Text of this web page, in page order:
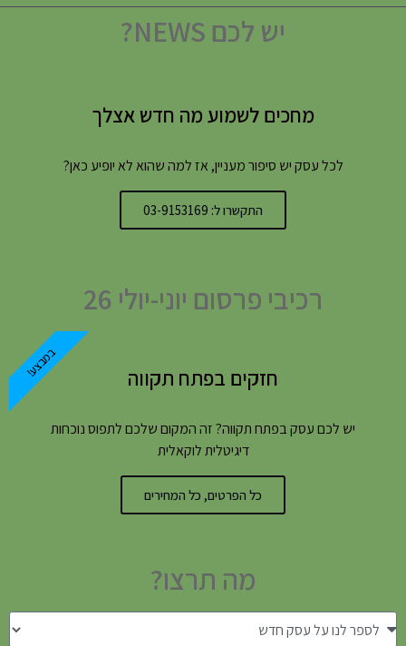
יש לכם NEWS?
מחכים לשמוע מה חדש אצלך
לכל עסק יש סיפור מעניין, אז למה שהוא לא יופיע כאן?
התקשרו ל: 03-9153169
רכיבי פרסום יוני-יולי 26
חזקים בפתח תקווה
יש לכם עסק בפתח תקווה? זה המקום שלכם לתפוס נוכחות
דיגיטלית לוקאלית
כל הפרטים, כל המחירים
במבצע!
מה תרצו?